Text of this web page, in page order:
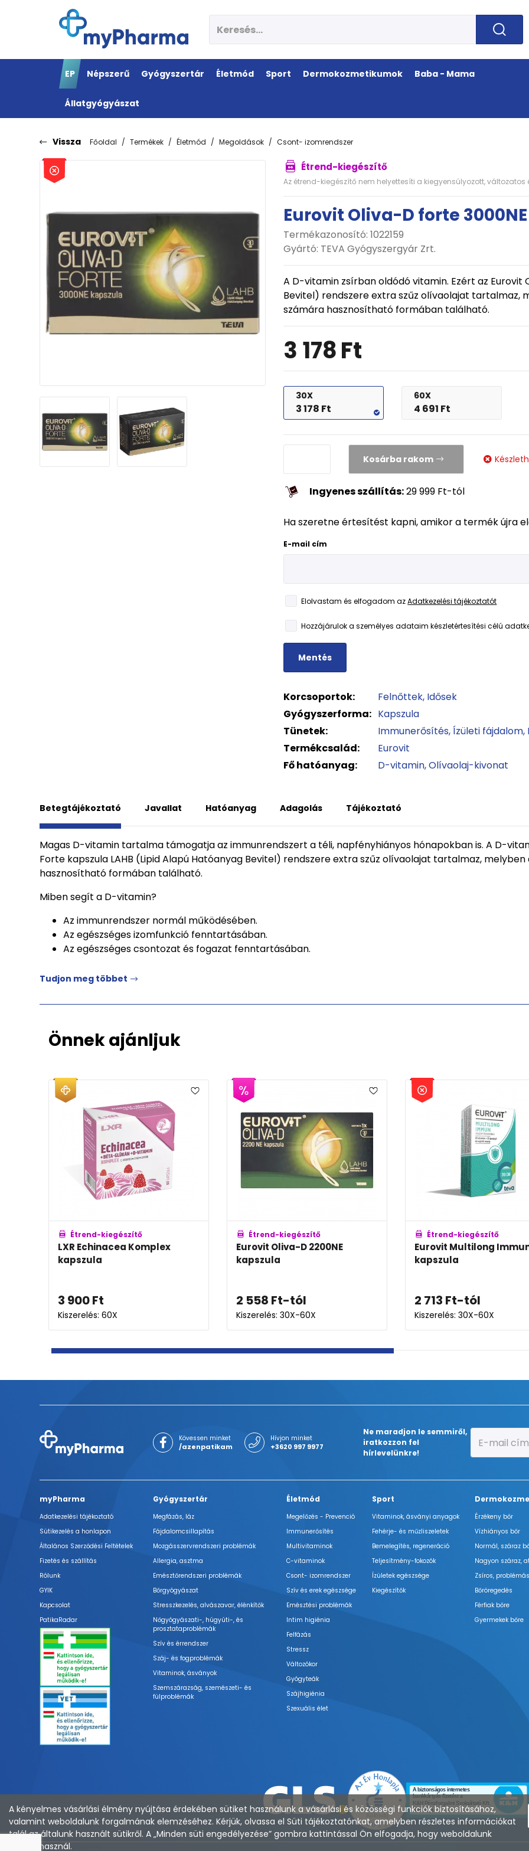
EP Népszerű Gyógyszertár Életmód Sport Dermokozmetikumok Baba - Mama
Állatgyógyászat
Vissza Főoldal Termékek Életmód Megoldások Csont- izomrendszer
Étrend-kiegészítő
Az étrend-kiegészítő nem helyettesíti a kiegyensúlyozott, változatos
Eurovit Oliva-D forte
Termékazonosító: 1022159
Gyártó: TEVA Gyógyszergyár Zrt.
A D-vitamin zsírban oldódó vitamin. Ezért az Eurovit
Bevitel) rendszere extra szűz olívaolajat tartalmaz,
számára hasznosítható formában található.
3 178Ft
30X
3 178 Ft
60X
4 691 Ft
Kosárba rakom
Ingyenes szállítás:29 999 Ft-tól
Ha szeretne értesítést kapni, amikor a termék újra
E-mail cím
Elolvastam és elfogadom azAdatkezelési tájékoztatót
Hozzájárulok a személyes adataim készletértesítési célú
Mentés
Korcsoportok: Felnőttek Idősek
Gyógyszerforma: Kapszula
Tünetek:
Immunerősítés Ízületi fájdalom
Termékcsalád:
Eurovit
Fő hatóanyag:
D-vitamin Olívaolaj-kivonat
Betegtájékoztató Javallat Hatóanyag Adagolás Tájékoztató
Magas D-vitamin tartalma támogatja az immunrendszert a téli, napfényhiányos hónapokban is. A D-
Forte kapszula LAHB (Lipid Alapú Hatóanyag Bevitel) rendszere extra szűz olívaolajat tartalmaz,
hasznosítható formában található.
Miben segít a D-vitamin?
Az immunrendszer normál működésében.
Az egészséges izomfunkció fenntartásában.
Az egészséges csontozat és fogazat fenntartásában.
Tudjon meg többet
Önnek ajánljuk
Étrend-kiegészítő
Eurovit Oliva-D 2200NE
kapszula
Ft-tól
Kiszerelés: 30X-60X
Étrend-kiegészítő
Eurovit Multilong Immun
kapszula
Ft -tól
Kiszerelés: 30X-60X
Étrend-kiegészítő
Supradyn Immune
pezsgőtabletta
Ft
Kiszerelés: 15X
Kövessen minket
/azenpatikam
Hívjon minket
+3620 997 9977
Ne maradjon le semmiről,
iratkozzon fel
hírlevelünkre!
myPharma
Adatkezelési tájékoztató
Sütikezelés a honlapon
Általános Szerződési Feltételek
Fizetés és szállítás
Rólunk
GYIK
Kapcsolat
PatikaRadar
Gyógyszertár
Megfázás, láz
Fájdalomcsillapítás
Mozgásszervrendszeri problémák
Allergia, asztma
Emésztőrendszeri problémák
Bőrgyógyászat
Stresszkezelés, alvászavar, élénkítők
Nőgyógyászati-, húgyúti-, és
prosztataproblémák
Szív és érrendszer
Száj- és fogproblémák
Vitaminok, ásványok
Szemszárazság, szemészeti- és
fülproblémák
Életmód
Megelőzés - Prevenció
Immunerősítés
Multivitaminok
C-vitaminok
Csont- izomrendszer
Szív és erek egészsége
Emésztési problémák
Intim higiénia
Felfázás
Stressz
Változókor
Gyógyteák
Szájhigiénia
Szexuális élet
Sport
Vitaminok, ásványi anyagok
Fehérje- és műzliszeletek
Bemelegítés, regeneráció
Teljesítmény-fokozók
Ízületek egészsége
Kiegészítők
Érzékeny bőr
Vízhiányos bőr
Normál, száraz
Nagyon száraz,
Zsíros,
Bőröregedés
Férfiak bőre
Gyermekek bőre
A kényelmes vásárlási élmény nyújtása érdekében sütiket használunk a vásárlási és közösségi funkciók biztosításához,
valamint weboldalunk forgalmának elemzéséhez. Kérjük, olvassa el Süti tájékoztatónkat, amelyben részletes információkat
talál az általunk használt sütikről. A „Minden süti engedélyezése” gombra kattintással Ön elfogadja, hogy weboldalunk
sütiket használ.